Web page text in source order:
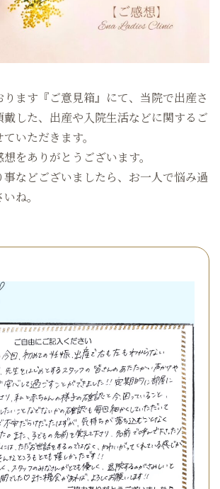
ます『ご意見箱』にて、当院で出産さ
した、出産や入院生活などに関するご
いただきます。
をありがとうございます。
事などございましたら、お一人で悩み過
ね。